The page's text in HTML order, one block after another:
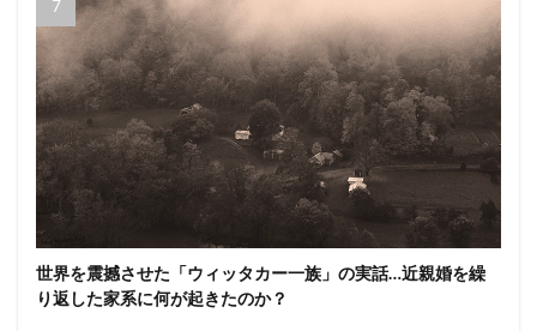
世界を震撼させた「ウィッタカー一族」の実話…近親婚を繰
り返した家系に何が起きたのか？